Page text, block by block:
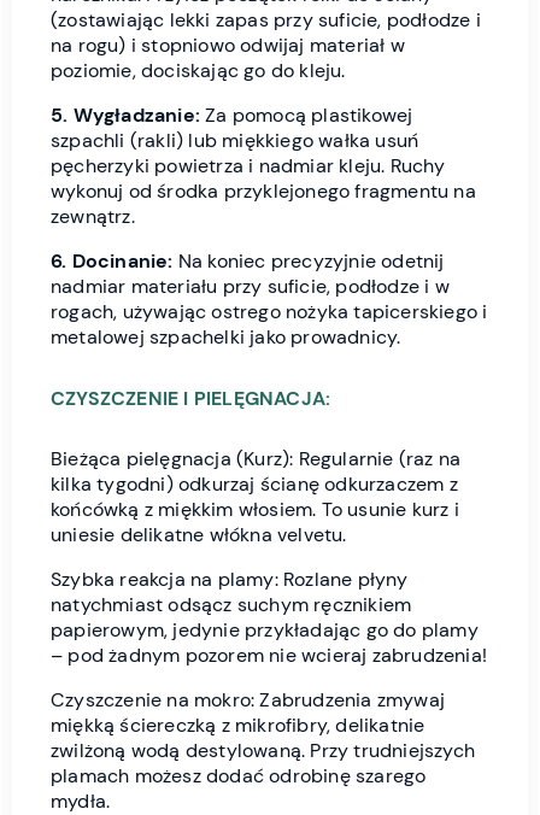
(zostawiając lekki zapas przy suficie, podłodze i
na rogu) i stopniowo odwijaj materiał w
poziomie, dociskając go do kleju.
5. Wygładzanie: Za pomocą plastikowej
szpachli (rakli) lub miękkiego wałka usuń
pęcherzyki powietrza i nadmiar kleju. Ruchy
wykonuj od środka przyklejonego fragmentu na
zewnątrz.
6. Docinanie: Na koniec precyzyjnie odetnij
nadmiar materiału przy suficie, podłodze i w
rogach, używając ostrego nożyka tapicerskiego i
metalowej szpachelki jako prowadnicy.
CZYSZCZENIE I PIELĘGNACJA:
Bieżąca pielęgnacja (Kurz): Regularnie (raz na
kilka tygodni) odkurzaj ścianę odkurzaczem z
końcówką z miękkim włosiem. To usunie kurz i
uniesie delikatne włókna velvetu.
Szybka reakcja na plamy: Rozlane płyny
natychmiast odsącz suchym ręcznikiem
papierowym, jedynie przykładając go do plamy
– pod żadnym pozorem nie wcieraj zabrudzenia!
Czyszczenie na mokro: Zabrudzenia zmywaj
miękką ściereczką z mikrofibry, delikatnie
zwilżoną wodą destylowaną. Przy trudniejszych
plamach możesz dodać odrobinę szarego
mydła.